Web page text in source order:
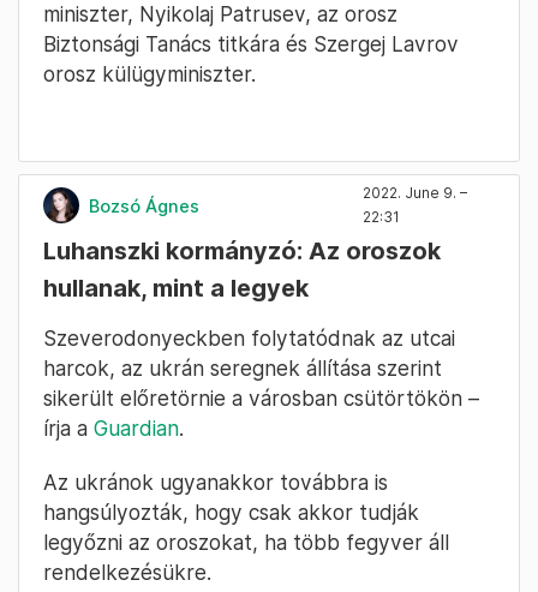
miniszter, Nyikolaj Patrusev, az orosz
Biztonsági Tanács titkára és Szergej Lavrov
orosz külügyminiszter.
Bozsó Ágnes
2022. June 9. –
22:31
Luhanszki kormányzó: Az oroszok
hullanak, mint a legyek
Szeverodonyeckben folytatódnak az utcai
harcok, az ukrán seregnek állítása szerint
sikerült előretörnie a városban csütörtökön –
írja a Guardian.
Az ukránok ugyanakkor továbbra is
hangsúlyozták, hogy csak akkor tudják
legyőzni az oroszokat, ha több fegyver áll
rendelkezésükre.